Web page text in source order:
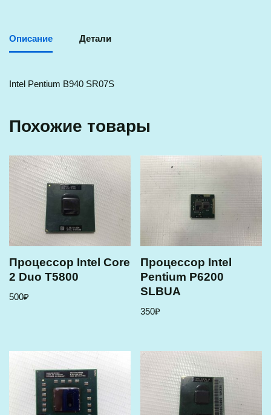
Описание Детали
Intel Pentium B940 SR07S
Похожие товары
Процессор Intel Core
2 Duo T5800
500₽
Процессор Intel
Pentium P6200
SLBUA
350₽